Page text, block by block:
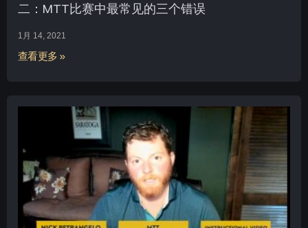
二：MTT比赛中最常见的三个错误
1月 14, 2021
查看更多 »